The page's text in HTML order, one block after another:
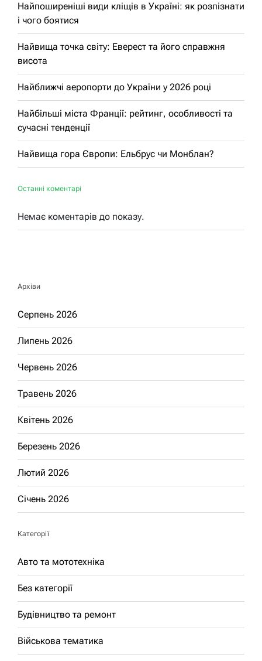
Найпоширеніші види кліщів в Україні: як розпізнати
і чого боятися
Найвища точка світу: Еверест та його справжня
висота
Найближчі аеропорти до України у 2026 році
Найбільші міста Франції: рейтинг, особливості та
сучасні тенденції
Найвища гора Європи: Ельбрус чи Монблан?
Останні коментарі
Немає коментарів до показу.
Архіви
Серпень 2026
Липень 2026
Червень 2026
Травень 2026
Квітень 2026
Березень 2026
Лютий 2026
Січень 2026
Категорії
Авто та мототехніка
Без категорії
Будівництво та ремонт
Військова тематика